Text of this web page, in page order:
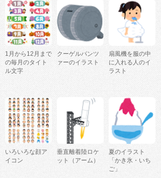
1月から12月まで
の毎月のタイト
ル文字
クーゲルパンツ
ァーのイラスト
扇風機を服の中
に入れる人のイ
ラスト
いろいろな顔ア
イコン
垂直離着陸ロケ
ット（アーム）
夏のイラスト
「かき氷・いち
ご」